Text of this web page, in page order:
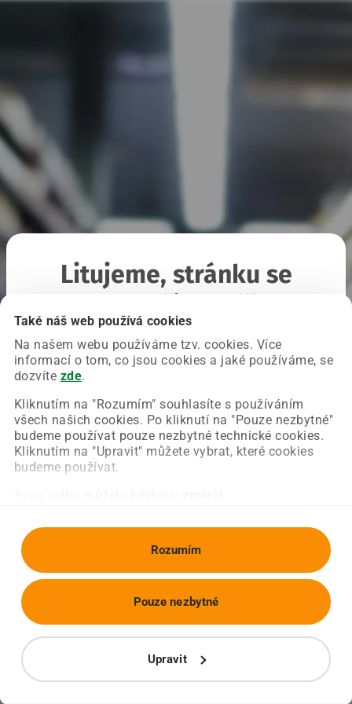
Také náš web používá cookies
Na našem webu používáme tzv. cookies. Více
informací o tom, co jsou cookies a jaké používáme, se
dozvíte zde.
Kliknutím na "Rozumím" souhlasíte s používáním
všech našich cookies. Po kliknutí na "Pouze nezbytné"
budeme používat pouze nezbytné technické cookies.
Kliknutím na "Upravit" můžete vybrat, které cookies
budeme používat.
Rozumím
Upravit
Pouze nezbytné
Litujeme, stránku se
Chyba nastala na naší straně a už ji opravujeme.
Zkuste prosím znovu načíst požadovanou stránku.
Obnovit stránku Úvodní strana